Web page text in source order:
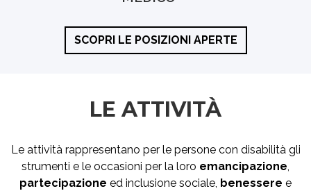
SCOPRI LE POSIZIONI APERTE
LE ATTIVITÀ
Le attività rappresentano per le persone con disabilità gli
strumenti e le occasioni per la loro emancipazione,
partecipazione ed inclusione sociale, benessere e